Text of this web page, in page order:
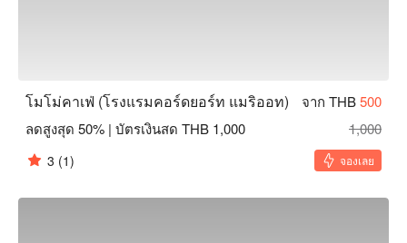
MoMo Café (Courtyard by Marriott Bangkok) ราคา, MoMo
Café (Courtyard by Marriott Bangkok) โปรโมชั่น ดูทันที⬇︎
โมโม่คาเฟ่ (โรงแรมคอร์ดยอร์ท แมริออท) จาก THB500
ลดสูงสุด 50% | บัตรเงินสด THB 1,000
1,000
3 (1) จองเลย